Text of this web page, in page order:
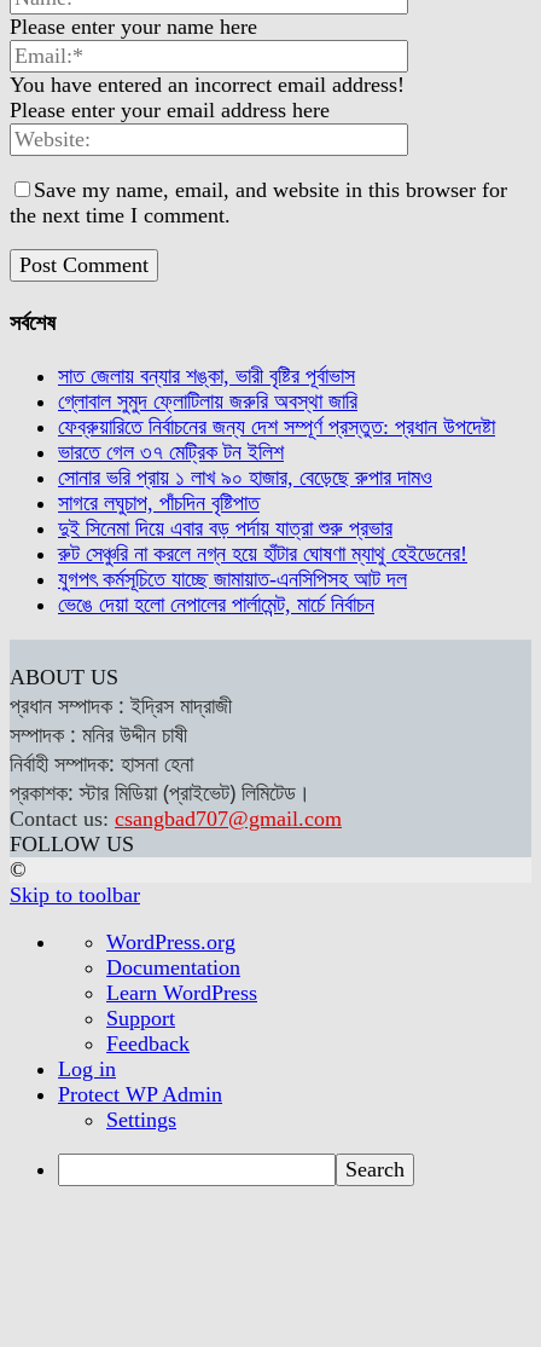
Please enter your name here
You have entered an incorrect email address!
Please enter your email address here
Save my name, email, and website in this browser for
the next time I comment.
সর্বশেষ
সাত জেলায় বন্যার শঙ্কা, ভারী বৃষ্টির পূর্বাভাস
গ্লোবাল সুমুদ ফ্লোটিলায় জরুরি অবস্থা জারি
ফেব্রুয়ারিতে নির্বাচনের জন্য দেশ সম্পূর্ণ প্রস্তুত: প্রধান উপদেষ্টা
ভারতে গেল ৩৭ মেট্রিক টন ইলিশ
সোনার ভরি প্রায় ১ লাখ ৯০ হাজার, বেড়েছে রুপার দামও
সাগরে লঘুচাপ, পাঁচদিন বৃষ্টিপাত
দুই সিনেমা দিয়ে এবার বড় পর্দায় যাত্রা শুরু প্রভার
রুট সেঞ্চুরি না করলে নগ্ন হয়ে হাঁটার ঘোষণা ম্যাথু হেইডেনের!
যুগপৎ কর্মসূচিতে যাচ্ছে জামায়াত-এনসিপিসহ আট দল
ভেঙে দেয়া হলো নেপালের পার্লামেন্ট, মার্চে নির্বাচন
ABOUT US
প্রধান সম্পাদক : ইদ্রিস মাদ্রাজী
সম্পাদক : মনির উদ্দীন চাষী
নির্বাহী সম্পাদক: হাসনা হেনা
প্রকাশক: স্টার মিডিয়া (প্রাইভেট) লিমিটেড।
Contact us: csangbad707@gmail.com
FOLLOW US
©
Skip to toolbar
About
WordPress
WordPress.org
Documentation
Learn WordPress
Support
Feedback
Log in
Protect WP Admin
Settings
Search